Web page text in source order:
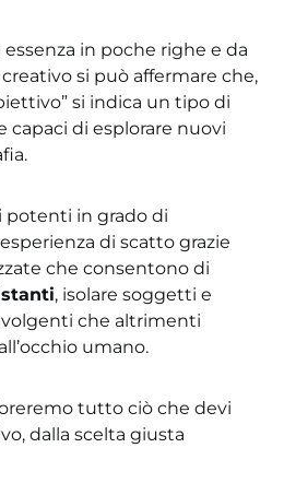
essenza in poche righe e da
si può affermare che,
si indica un tipo di
di esplorare nuovi
in grado di
di scatto grazie
che consentono di
, isolare soggetti e
che altrimenti
umano.
tutto ciò che devi
dalla scelta giusta